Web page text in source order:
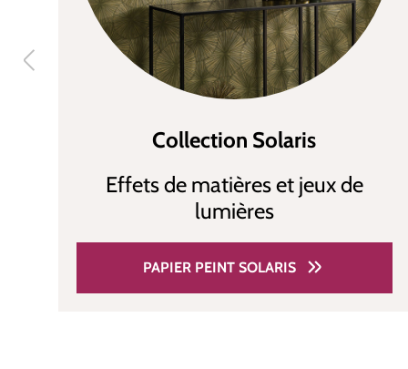
Collection Solaris
Effets de matières et jeux de
lumières
PAPIER PEINT SOLARIS